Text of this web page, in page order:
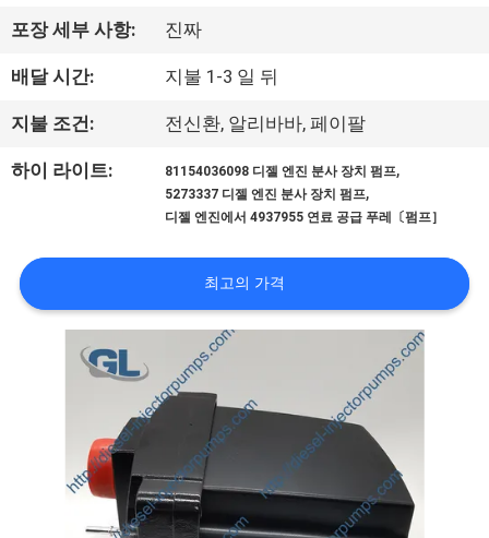
한
것
공
장
포장 세부 사항: 진짜
배달 시간: 지불 1-3 일 뒤
지불 조건: 전신환, 알리바바, 페이팔
하이 라이트: 81154036098 디젤 엔진 분사 장치 펌프,
5273337 디젤 엔진 분사 장치 펌프,
디젤 엔진에서 4937955 연료 공급 푸레〔펌프］
최고의 가격